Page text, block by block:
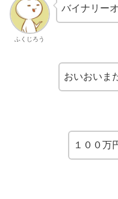
ふくじろう
バイナリー
おいおいま
１００万